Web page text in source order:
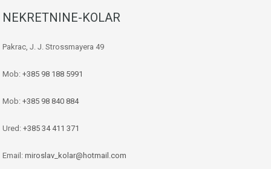
NEKRETNINE-KOLAR
Pakrac, J. J. Strossmayera 49
Mob: +385 98 188 5991
Mob: +385 98 840 884
Ured: +385 34 411 371
Email: miroslav_kolar@hotmail.com